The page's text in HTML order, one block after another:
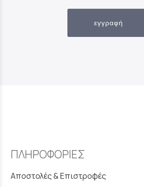
εγγραφή
ΠΛΗΡΟΦΟΡΙΕΣ
Αποστολές & Επιστροφές